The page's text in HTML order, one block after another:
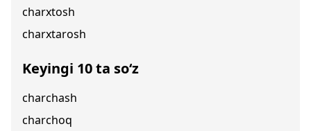
charxtosh
charxtarosh
Keyingi 10 ta so‘z
charchash
charchoq